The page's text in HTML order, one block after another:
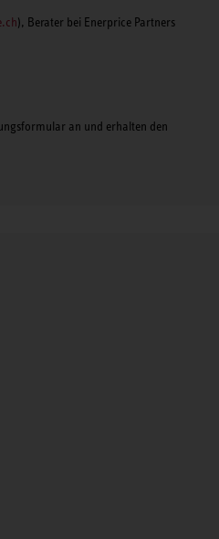
), Berater bei Enerprice Partners
an und erhalten den